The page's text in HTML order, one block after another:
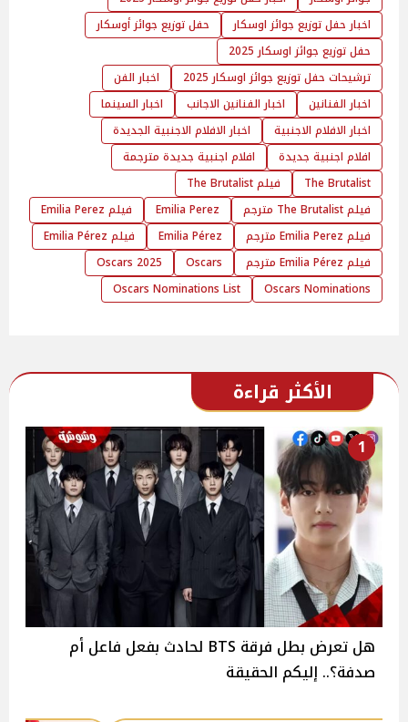
اخبار حفل توزيع جوائز اوسكار
حفل توزيع جوائز أوسكار
حفل توزيع جوائز اوسكار 2025
ترشيحات حفل توزيع جوائز اوسكار 2025
اخبار الفن
اخبار الفنانين
اخبار الفنانين الاجانب
اخبار السينما
اخبار الافلام الاجنبية
اخبار الافلام الاجنبية الجديدة
افلام اجنبية جديدة
افلام اجنبية جديدة مترجمة
The Brutalist
فيلم The Brutalist
فيلم The Brutalist مترجم
Emilia Perez
فيلم Emilia Perez
فيلم Emilia Perez مترجم
Emilia Pérez
فيلم Emilia Pérez
فيلم Emilia Pérez مترجم
Oscars
Oscars 2025
Oscars Nominations
Oscars Nominations List
الأكثر قراءة
1
هل تعرض بطل فرقة BTS لحادث بفعل فاعل أم
صدفة؟.. إليكم الحقيقة